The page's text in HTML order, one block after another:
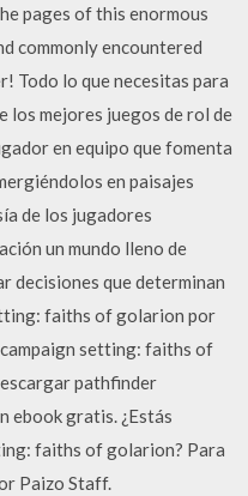
pages of this enormous
commonly encountered
Todo lo que necesitas para
los mejores juegos de rol de
en equipo que fomenta
en paisajes
de los jugadores
un mundo lleno de
decisiones que determinan
faiths of golarion por
setting: faiths of
pathfinder
ebook gratis. ¿Estás
faiths of golarion? Para
Paizo Staff.